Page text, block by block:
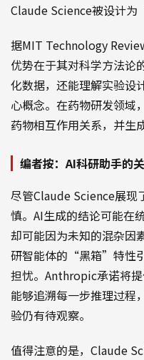
Claude Science被设计
据MIT Technology
优势在于其对科学方法论
化数据，还能理解实验设
心概念。在药物研发领域
药物相互作用关系，并生
编者按：AI科研助手的
尽管Claude Science展现
慎。AI生成的结论可能在
却可能因为未知的混杂因
研智能体的“黑箱”特性
担忧。Anthropic承诺将
能够追溯每一步推理过程
验仍有待观察。
值得注意的是，Claude